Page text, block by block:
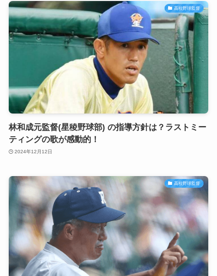
高校野球監督
林和成元監督(星稜野球部) の指導方針は？ラストミー
ティングの歌が感動的！
2024年12月12日
高校野球監督